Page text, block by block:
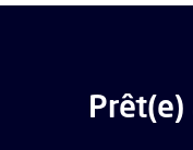
Prêt(e)